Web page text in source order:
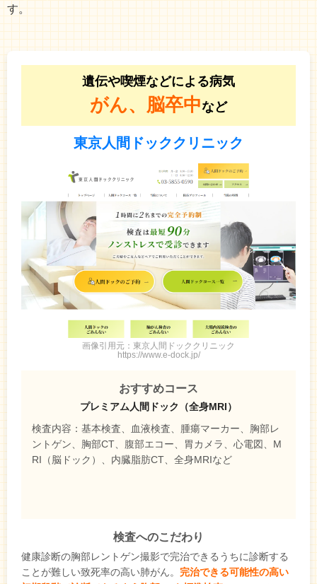
す。
遺伝や喫煙などによる病気
がん、脳卒中など
東京人間ドッククリニック
画像引用元：東京人間ドッククリニック
https://www.e-dock.jp/
おすすめコース
プレミアム人間ドック（全身MRI）
検査内容：基本検査、血液検査、腫瘍マーカー、胸部レ
ントゲン、胸部CT、腹部エコー、胃カメラ、心電図、M
RI（脳ドック）、内臓脂肪CT、全身MRIなど
検査へのこだわり
健康診断の胸部レントゲン撮影で完治できるうちに診断する
ことが難しい致死率の高い肺がん。 完治できる可能性の高い